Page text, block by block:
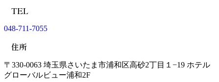
TEL
048-711-7055
住所
〒330-0063 埼玉県さいたま市浦和区高砂2丁目１−19 ホテル
グローバルビュー浦和2F